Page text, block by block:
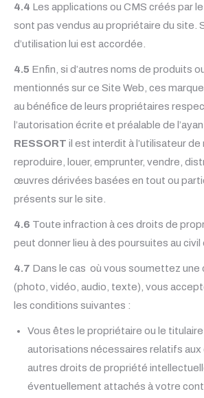
4.4 Les applications ou CMS créés par
sont pas vendus au propriétaire du site.
d’utilisation lui est accordée.
4.5 Enfin, si d’autres noms de produits
mentionnés sur ce Site Web, ces
au bénéfice de leurs propriétaires
l’autorisation écrite et préalable de
RESSORT il est interdit à l’utilisateur de
reproduire, louer, emprunter, vendre,
œuvres dérivées basées en tout ou
présents sur le site.
4.6 Toute infraction à ces droits de
peut donner lieu à des poursuites au civil
4.7 Dans le cas où vous soumettez une
(photo, vidéo, audio, texte), vous
les conditions suivantes :
Vous êtes le propriétaire ou le
autorisations nécessaires relatifs aux
autres droits de propriété
éventuellement attachés à votre